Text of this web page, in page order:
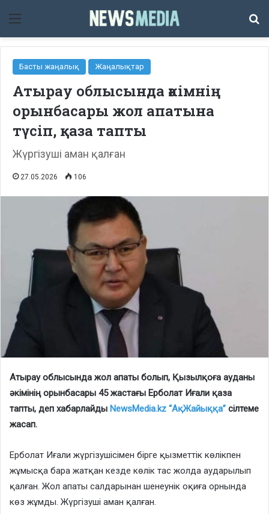
Мәзір
Басты жаңалық Жаңалықтар
Атырау облысында әкімнің
орынбасары жол апатына
түсіп, қаза тапты
Жүргізуші аман қалған
27.05.2026 106
Атырау облысында жол апаты болып, Қызылқоға ауданы
әкімінің орынбасары 45 жастағы Ерболат Иғали қаза
тапты, деп хабарлайды NewsMedia.kz “АқЖайыққа” сілтеме
жасап.
Ерболат Иғали жүргізушісімен бірге қызметтік көлікпен
жұмысқа бара жатқан кезде көлік тас жолда аударылып
қалған. Жол апаты салдарынан шенеунік оқиға орнында
көз жұмды. Жүргізуші аман қалған.